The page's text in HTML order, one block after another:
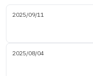
2025/09/11
2025/08/04